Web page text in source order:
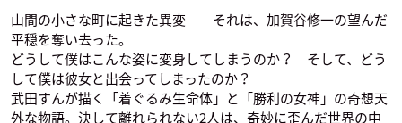
山間の小さな町に起きた異変――それは、加賀谷修一の望んだ
平穏を奪い去った。
どうして僕はこんな姿に変身してしまうのか？ そして、どう
して僕は彼女と出会ってしまったのか？
武田すんが描く「着ぐるみ生命体」と「勝利の女神」の奇想天
外な物語。決して離れられない2人は、奇妙に歪んだ世界の中